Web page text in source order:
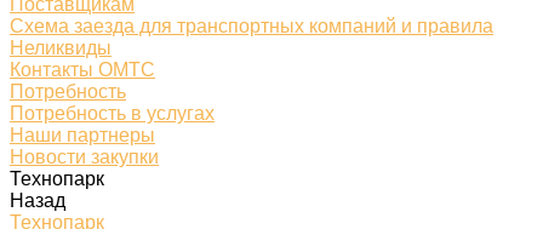
Поставщикам
Схема заезда для транспортных компаний и правила
Неликвиды
Контакты ОМТС
Потребность
Потребность в услугах
Наши партнеры
Новости закупки
Технопарк
Назад
Технопарк